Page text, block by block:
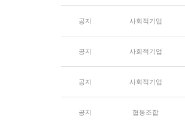
공지 사회적기업
공지 사회적기업
공지 사회적기업
공지 협동조합